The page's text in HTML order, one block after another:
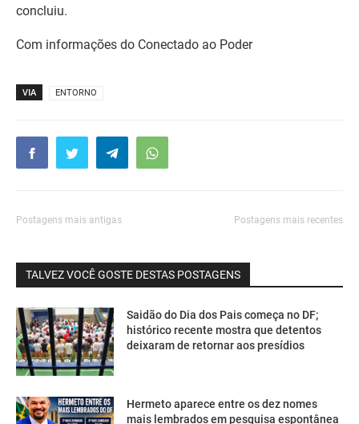
concluiu.
Com informações do Conectado ao Poder
VIA ENTORNO
Postagens mais antigas Postagens mais recentes
TALVEZ VOCÊ GOSTE DESTAS POSTAGENS
Saidão do Dia dos Pais começa no DF;
histórico recente mostra que detentos
deixaram de retornar aos presídios
Hermeto aparece entre os dez nomes
mais lembrados em pesquisa espontânea